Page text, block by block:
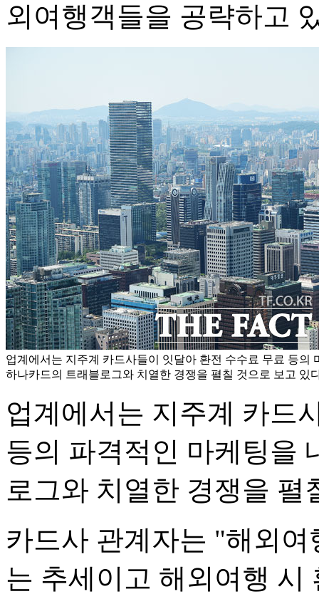
외여행객들을 공략하고
업계에서는 지주계 카드사들이 잇달아 환전 수수료 무료 등의
하나카드의 트래블로그와 치열한 경쟁을 펼칠 것으로 보고 있
업계에서는 지주계 카드
등의 파격적인 마케팅을
로그와 치열한 경쟁을 펼
카드사 관계자는 "해외
는 추세이고 해외여행 시